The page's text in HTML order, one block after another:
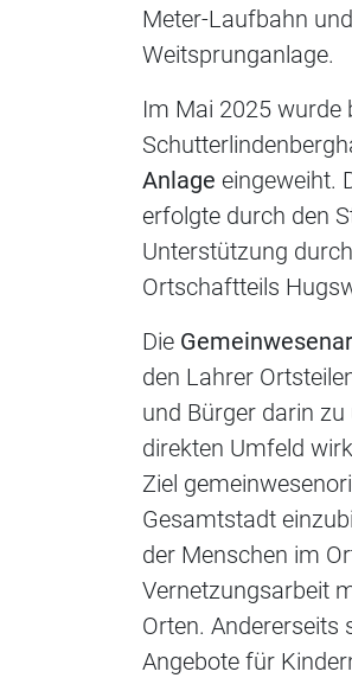
Meter-Laufbahn
Weitsprunganlage.
Im Mai 2025 wurde
Anlage eingeweiht.
erfolgte durch den
Unterstützung
Ortschaftteils
Die
den Lahrer
und Bürger darin
direkten Umfeld
Ziel
Gesamtstadt
der Menschen im
Vernetzungsarbeit
Orten.
Angebote für